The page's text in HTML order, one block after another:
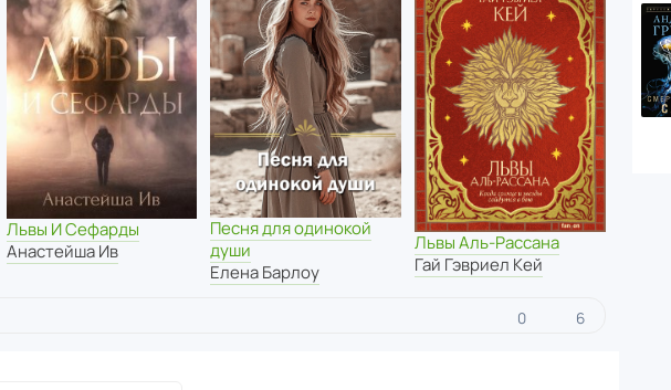
Львы И Сефарды
Анастейша Ив
Песня для одинокой
души
Елена Барлоу
Львы Аль-Рассана
Гай Гэвриел Кей
0 6